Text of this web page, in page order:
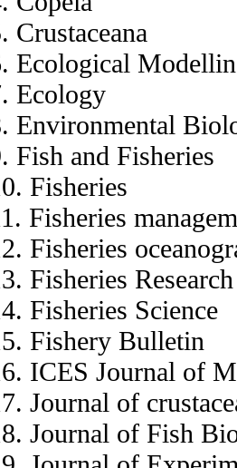
Crustaceana
Ecological
Ecology
Environmental
Fish and Fisheries
Fisheries
Fisheries
Fisheries
Fisheries Research
Fisheries Science
Fishery Bulletin
ICES Journal of
Journal of
Journal of Fish